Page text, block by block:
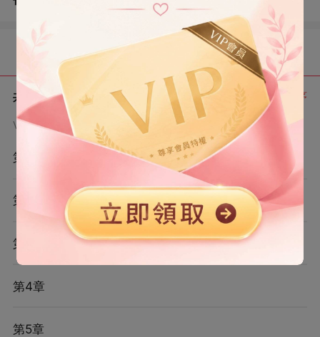
讓孩子過奢靡生活。但凡聽到孩子過得不好，當媽的心就
跟刀割了一樣疼。】 他們罵我白眼狼：「就知道錢錢錢，
你媽這麼心疼你，怎麼就不知道感恩呢？」 後來媽媽病
了，想讓我出錢去床前伺候。 我躲得遠遠地，也開ťū́ₖ始
每天電話轟炸：「媽媽你要住最好的醫院套房，要吃最貴
的進口藥，還要吃龍蝦鮑魚才能養好身體。不然我會心疼
共 6 章 正序
VIP章節可通過金幣購買提前點讀
第1章
第2章
第3章
第4章
第5章